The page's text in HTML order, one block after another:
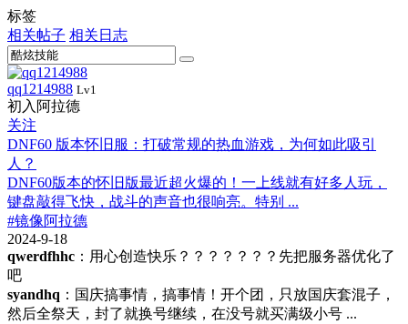
标签
相关帖子 相关日志
qq1214988 Lv1
初入阿拉德
关注
DNF60 版本怀旧服：打破常规的热血游戏，为何如此吸引
人？
DNF60版本的怀旧版最近超火爆的！一上线就有好多人玩，
键盘敲得飞快，战斗的声音也很响亮。特别 ...
#镜像阿拉德
2024-9-18
qwerdfhhc ：用心创造快乐？？？？？？？先把服务器优化了
吧
syandhq ：国庆搞事情，搞事情！开个团，只放国庆套混子，
然后全祭天，封了就换号继续，在没号就买满级小号 ...